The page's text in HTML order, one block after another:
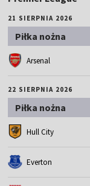
21 SIERPNIA 2026
Piłka nożna
Arsenal
22 SIERPNIA 2026
Piłka nożna
Hull City
Everton